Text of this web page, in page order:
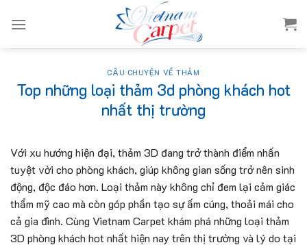
CÂU CHUYỆN VỀ THẢM
Top những loại thảm 3d phòng khách hot
nhất thị trường
Với xu hướng hiện đại, thảm 3D đang trở thành điểm nhấn
tuyệt vời cho phòng khách, giúp không gian sống trở nên sinh
động, độc đáo hơn. Loại thảm này không chỉ đem lại cảm giác
thẩm mỹ cao mà còn góp phần tạo sự ấm cúng, thoải mái cho
cả gia đình. Cùng Vietnam Carpet khám phá những loại thảm
3D phòng khách hot nhất hiện nay trên thị trường và lý do tại